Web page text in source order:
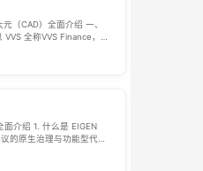
（CAD）全面介绍 一、
全称VVS Finance，寓
）”，2021 年末上线，是
面介绍 1. 什么是 EIGEN
的原生治理与功能型代
上，是行业内最重要的“再